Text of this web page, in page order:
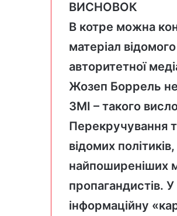
ВИСНОВОК
В котре можна
матеріал
авторитетної
Жозеп Боррель не
ЗМІ – такого
Перекручування
відомих
найпоширеніших
пропагандистів.
інформаційну